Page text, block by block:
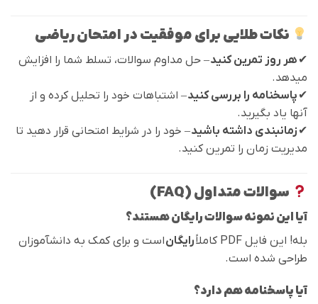
نکات طلایی برای موفقیت در امتحان ریاضی
✔ هر روز تمرین کنید– حل مداوم سوالات، تسلط شما را افزایش
میدهد.
✔ پاسخنامه را بررسی کنید– اشتباهات خود را تحلیل کرده و از
آنها یاد بگیرید.
✔ زمانبندی داشته باشید– خود را در شرایط امتحانی قرار دهید تا
مدیریت زمان را تمرین کنید.
سوالات متداول (FAQ)
آیا این نمونه سوالات رایگان هستند؟
بله! این فایل PDF کاملاً
رایگاناست و برای کمک به دانشآموزان
طراحی شده است.
آیا پاسخنامه هم دارد؟